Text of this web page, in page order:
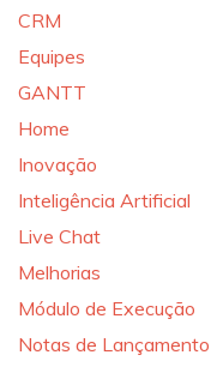
CRM
Equipes
GANTT
Home
Inovação
Inteligência Artificial
Live Chat
Melhorias
Módulo de Execução
Notas de Lançamento